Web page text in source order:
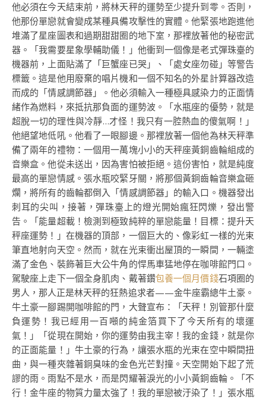
他必須在今天結束前，將林天秤的運勢至少提升到零。否則，
他那份單戀就會變成某種具備攻擊性的實體。他緊張地跑進他
堆滿了星座圖表和過期甜甜圈的地下室，那裡放著他的秘密武
器。「我需要星象學輔助儀！」他衝到一個像是老式彈珠臺的
機器前，上面貼滿了「巨蟹座已哭」、「處女座勿碰」等警告
標籤。這是他用廢棄的唱片機和一個不知名的外星計算器改造
而成的「情感調節器」。他必須輸入一種極具感染力的正面情
緒作為燃料，來抵抗那負面的運勢波。「水瓶座的優勢，就是
超脫一切的理性與冷靜…才怪！我只有一腔熱血的傻氣啊！」
他絕望地低吼。他看了一眼腳邊。那裡放著一個他為林天秤準
備了兩年的禮物：一個用一萬塊小小的天秤座黃銅齒輪組成的
音樂盒。他從未送出，因為害怕被拒絕。這份害怕，就是純度
最高的單戀情感。張水瓶咬緊牙關，將那個黃銅齒輪音樂盒砸
爛，將所有的齒輪都倒入「情感調節器」的輸入口。機器發出
刺耳的尖叫，接著，彈珠臺上的燈光開始瘋狂閃爍，發出警
告。「能量超載！檢測到極致純粹的單戀能量！目標：提升天
秤座運勢！」在機器的頂部，一個巨大的、像彩虹一樣的光束
筆直地射向天空。然而，就在光束衝出屋頂的一瞬間，一輛塗
滿了金色、裝飾著巨大公牛角的悍馬車猛地停在咖啡館門口。
駕駛座上走下一個全身肌肉、戴著鑽包養一個月價錢石項圈的
男人，那人正是林天秤的狂熱追求者——金牛座霸總牛土豪。
牛土豪一腳踢開咖啡館的門，大聲宣布：「天秤！別管那什麼
負運勢！我已經用一百噸的純金箔買下了今天所有的壞運
氣！」「從現在開始，你的運勢由我主宰！我的金錢，就是你
的正面能量！」牛土豪的行為，讓張水瓶的光束在空中瞬間扭
曲，與一種夾雜著銅臭味的金色光芒對撞。天空開始下起了荒
謬的雨。雨點不是水，而是閃耀著淚光的小小黃銅齒輪。「不
行！金牛座的物質力量太強了！我的單戀被汙染了！」張水瓶